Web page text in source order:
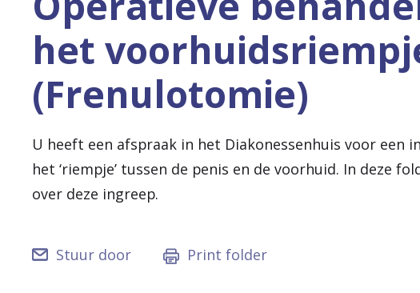
het
(Frenulotomie)
U heeft een afspraak in het Diakonessenhuis voor een
het ‘riempje’ tussen de penis en de voorhuid. In deze
over deze ingreep.
Stuur door Print folder